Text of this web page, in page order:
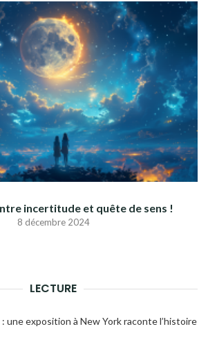
incertitude et quête de sens !
8 décembre 2024
LECTURE
une exposition à New York raconte l’histoire